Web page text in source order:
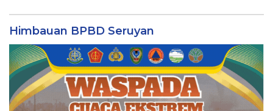
Himbauan BPBD Seruyan